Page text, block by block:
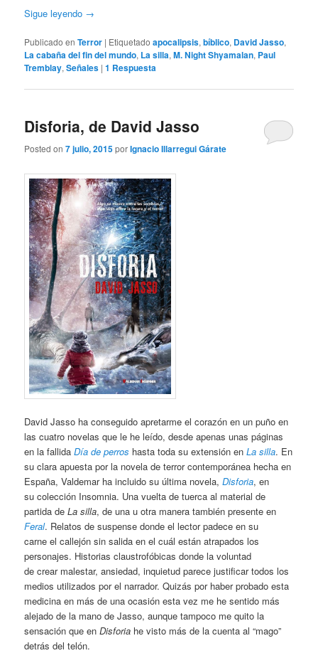
Sigue leyendo →
Publicado en Terror | Etiquetado apocalipsis,bíblico, David Jasso,
La cabaña del fin del mundo, La silla,M. Night Shyamalan, Paul
Tremblay,Señales |1 Respuesta
Disforia, de David Jasso
Posted on7 julio, 2015porIgnacio Illarregui Gárate
David Jasso ha conseguido apretarme el corazón en un puño en
las cuatro novelas que le he leído, desde apenas unas páginas
en la fallidaDía de perros hasta toda su extensión enLa silla. En
su clara apuesta por la novela de terror contemporánea hecha en
España, Valdemar ha incluido su última novela,Disforia, en
su colección Insomnia. Una vuelta de tuerca al material de
partida deLa silla, de una u otra manera también presente en
Feral. Relatos de suspense donde el lector padece en su
carne el callejón sin salida en el cuál están atrapados los
personajes. Historias claustrofóbicas donde la voluntad
de crear malestar, ansiedad, inquietud parece justificar todos los
medios utilizados por el narrador. Quizás por haber probado esta
medicina en más de una ocasión esta vez me he sentido más
alejado de la mano de Jasso, aunque tampoco me quito la
sensación que enDisforia he visto más de la cuenta al “mago”
detrás del telón.